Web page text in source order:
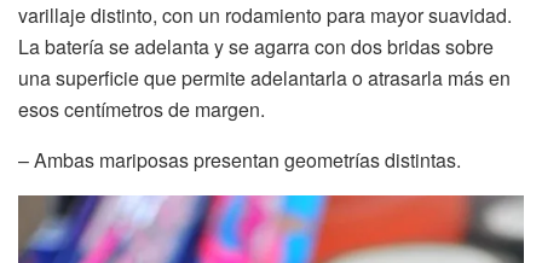
varillaje distinto, con un rodamiento para mayor suavidad.
La batería se adelanta y se agarra con dos bridas sobre
una superficie que permite adelantarla o atrasarla más en
esos centímetros de margen.
– Ambas mariposas presentan geometrías distintas.